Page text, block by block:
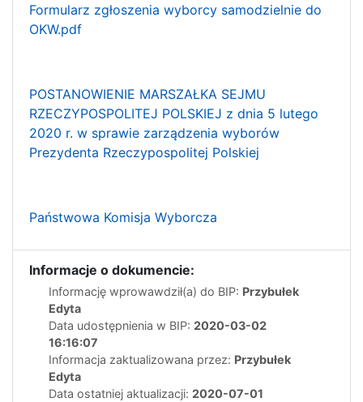
Formularz zgłoszenia wyborcy samodzielnie do
OKW.pdf
POSTANOWIENIE MARSZAŁKA SEJMU
RZECZYPOSPOLITEJ POLSKIEJ z dnia 5 lutego
2020 r. w sprawie zarządzenia wyborów
Prezydenta Rzeczypospolitej Polskiej
Państwowa Komisja Wyborcza
Informacje o dokumencie:
Informację wprowawdził(a) do BIP: Przybułek
Edyta
Data udostępnienia w BIP: 2020-03-02
16:16:07
Informacja zaktualizowana przez: Przybułek
Edyta
Data ostatniej aktualizacji: 2020-07-01